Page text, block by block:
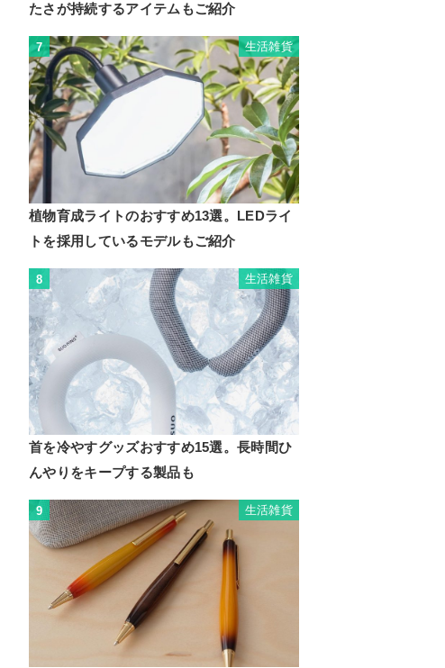
たさが持続するアイテムもご紹介
7 生活雑貨
植物育成ライトのおすすめ13選。LEDライ
トを採用しているモデルもご紹介
8 生活雑貨
首を冷やすグッズおすすめ15選。長時間ひ
んやりをキープする製品も
9 生活雑貨